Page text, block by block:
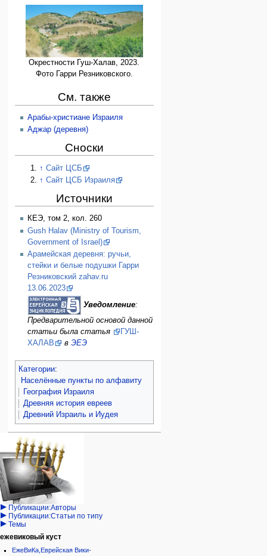
Окрестности Гуш-Халав, 2023.
Фото Гарри Резниковского.
См. также
Арабы-христиане Израиля
Аджар (деревня)
Сноски
↑ Сайт ЦСБ
↑ Сайт ЦСБ Израиля
Источники
КЕЭ, том 2, кол. 260
Gush Halav (Ministry of Tourism,
Government of Israel)
Арамейская деревня: ручьи,
стейки и белые подушки Гарри
Резниковский zahav.ru
13.06.2023
Уведомление:
Предварительной основой данной
статьи была статья
ГУШ-
ХАЛАВ
в ЭЕЭ
Категории:
Населённые пункты по алфавиту
География Израиля
Древняя история евреев
Древний Израиль и Иудея
Навигация
персональные инструменты
войти
запрос
учётной
записи
категории
Израиль:Страна и
государство
Иудаизм
Народ
Проекты
Проекты/Участники/
дополнения
Публикации:Авторы
Публикации:Статьи по типу
Темы
ежевиковый куст
ЕжеВиКа,Еврейская Вики-